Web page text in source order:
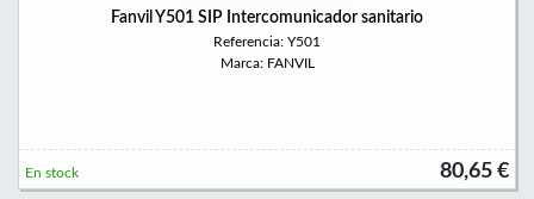
Fanvil Y501 SIP Intercomunicador sanitario
Referencia: Y501
Marca: FANVIL
80,65 €
En stock